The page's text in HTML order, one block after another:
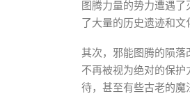
图腾力量的势力遭遇
了大量的历史遗迹和文
其次，邪能图腾的陨
不再被视为绝对的保
待，甚至有些古老的魔